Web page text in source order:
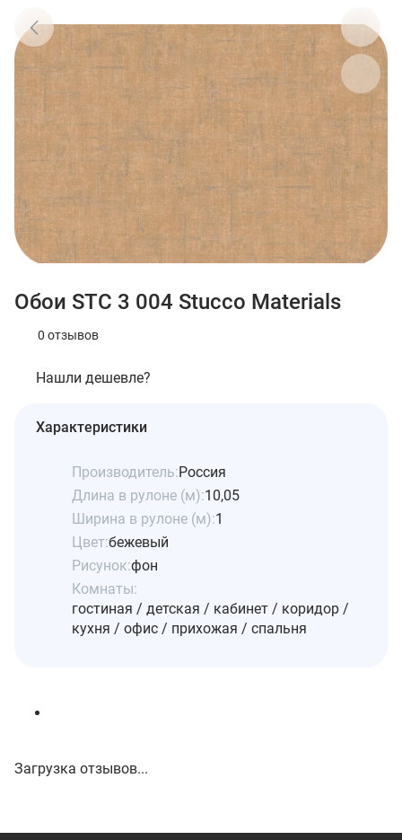
Обои STC 3 004 Stucco Materials
0 отзывов
Нашли дешевле?
Характеристики
Производитель:Россия
Длина в рулоне (м):10,05
Ширина в рулоне (м):1
Цвет:бежевый
Рисунок:фон
Комнаты:
гостиная / детская / кабинет / коридор /
кухня / офис / прихожая / спальня
Загрузка отзывов...